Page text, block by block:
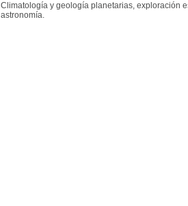
Climatología y geología planetarias, exploración
astronomía.